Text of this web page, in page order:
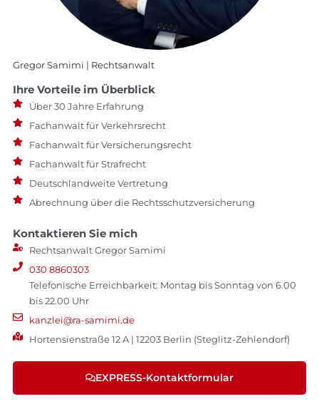
Gregor Samimi | Rechtsanwalt
Ihre Vorteile im Überblick
Über 30 Jahre Erfahrung
Fachanwalt für Verkehrsrecht
Fachanwalt für Versicherungsrecht
Fachanwalt für Strafrecht
Deutschlandweite Vertretung
Abrechnung über die Rechtsschutzversicherung
Kontaktieren Sie mich
Rechtsanwalt Gregor Samimi
030 8860303
Telefonische Erreichbarkeit: Montag bis Sonntag von 6.00
bis 22.00 Uhr
kanzlei@ra-samimi.de
Hortensienstraße 12 A | 12203 Berlin (Steglitz-Zehlendorf)
EXPRESS-Kontaktformular